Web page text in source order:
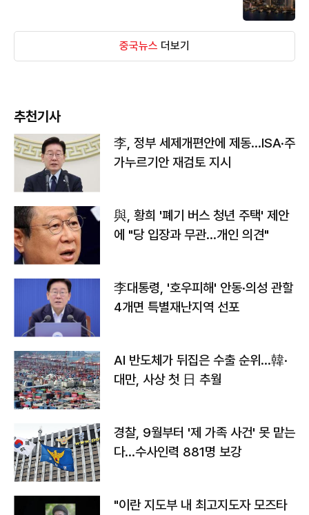
중국뉴스 더보기
추천기사
李, 정부 세제개편안에 제동…ISA·주
가누르기안 재검토 지시
與, 황희 '폐기 버스 청년 주택' 제안
에 "당 입장과 무관…개인 의견"
李대통령, '호우피해' 안동·의성 관할
4개면 특별재난지역 선포
AI 반도체가 뒤집은 수출 순위…韓·
대만, 사상 첫 日 추월
경찰, 9월부터 '제 가족 사건' 못 맡는
다…수사인력 881명 보강
"이란 지도부 내 최고지도자 모즈타